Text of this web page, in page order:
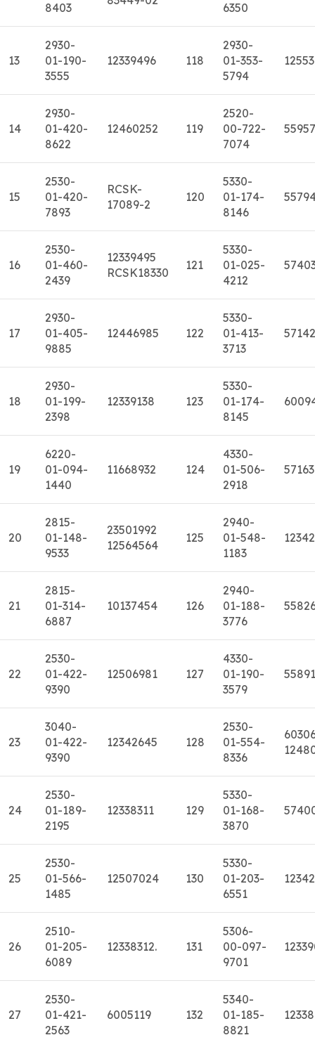
8403
6350
13
2930-
01-190-
3555
12339496 118
2930-
01-353-
5794
14
2930-
01-420-
8622
12460252 119
2520-
00-722-
7074
15
2530-
01-420-
7893
RCSK-
17089-2
120
5330-
01-174-
8146
16
2530-
01-460-
2439
12339495
RCSK18330
121
5330-
01-025-
4212
17
2930-
01-405-
9885
12446985 122
5330-
01-413-
3713
18
2930-
01-199-
2398
12339138 123
5330-
01-174-
8145
19
6220-
01-094-
1440
11668932 124
4330-
01-506-
2918
20
2815-
01-148-
9533
23501992
12564564
125
2940-
01-548-
1183
21
2815-
01-314-
6887
10137454 126
2940-
01-188-
3776
22
2530-
01-422-
9390
12506981 127
4330-
01-190-
3579
23
3040-
01-422-
9390
12342645 128
2530-
01-554-
8336
24
2530-
01-189-
2195
12338311 129
5330-
01-168-
3870
25
2530-
01-566-
1485
12507024 130
5330-
01-203-
6551
26
2510-
01-205-
6089
12338312. 131
5306-
00-097-
9701
27
2530-
01-421-
2563
6005119 132
5340-
01-185-
8821